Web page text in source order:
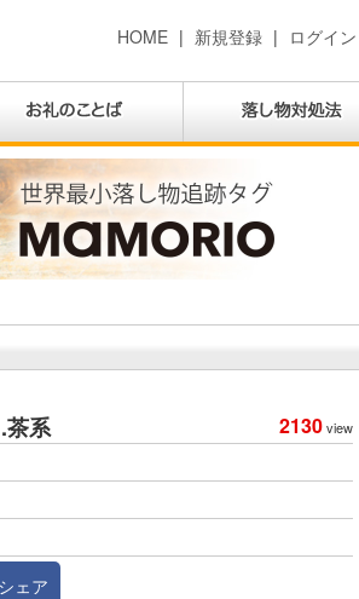
HOME | 新規登録 | ログイン
2130view
茶系
ェア